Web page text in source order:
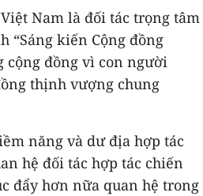
Nam là đối tác trọng tâm
“Sáng kiến Cộng đồng
cộng đồng vì con người
thịnh vượng chung
năng và dư địa hợp tác
hệ đối tác hợp tác chiến
đẩy hơn nữa quan hệ trong